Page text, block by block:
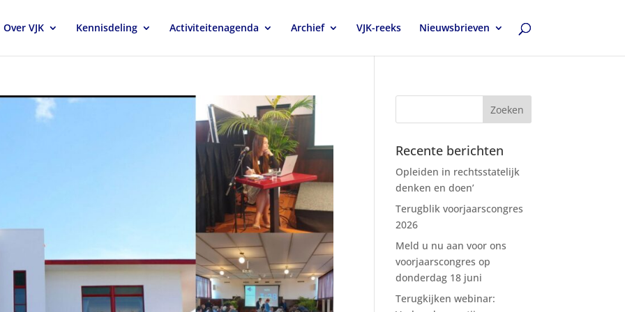
Over VJK Kennisdeling Activiteitenagenda Archief VJK-reeks Nieuwsbrieven
Recente berichten
Opleiden in rechtsstatelijk
denken en doen’
Terugblik voorjaarscongres
2026
Meld u nu aan voor ons
voorjaarscongres op
donderdag 18 juni
Terugkijken webinar: